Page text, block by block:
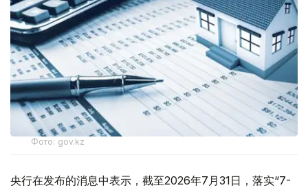
Фото: gov.kz
央行在发布的消息中表示，截至2026年7月31日，落实“7-